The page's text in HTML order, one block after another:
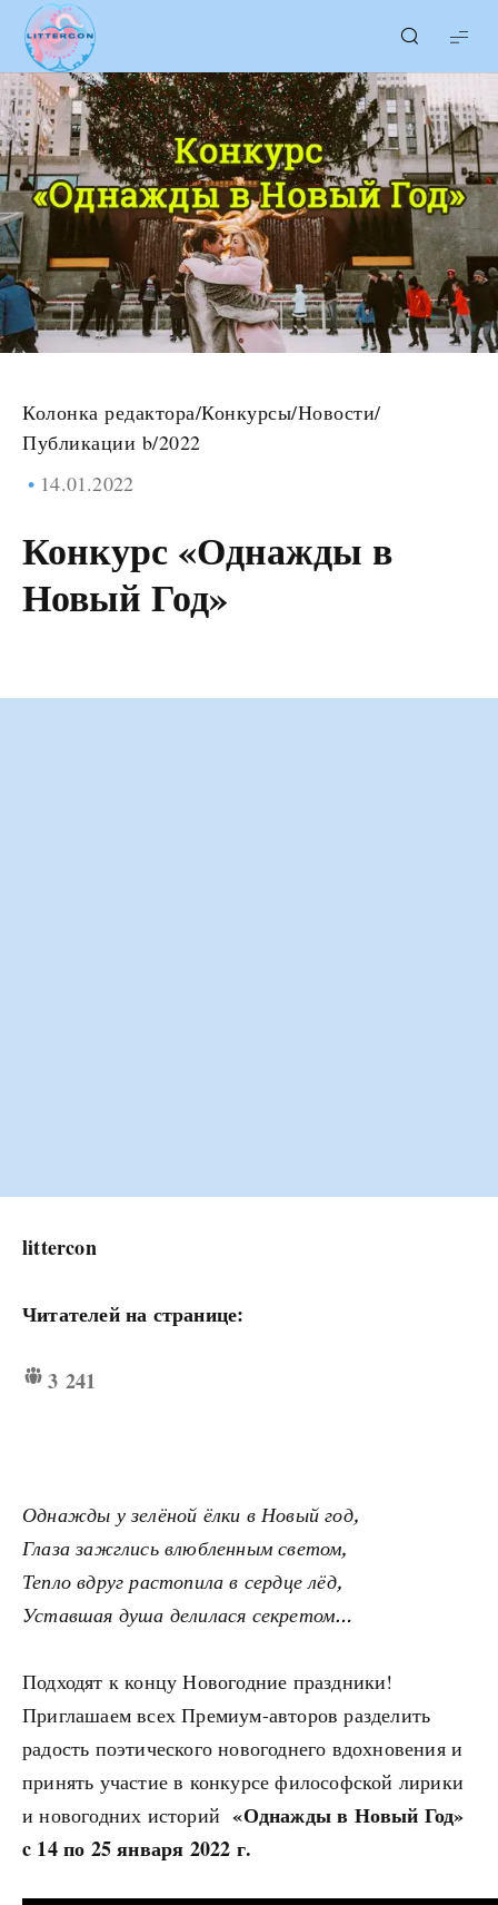
LITTERcon
Колонка редактора/Конкурсы/Новости/
Публикации b/2022
14.01.2022
Конкурс «Однажды в
Новый Год»
littercon
Читателей на странице:
3 241
Однажды у зелёной ёлки в Новый год,
Глаза зажглись влюбленным светом,
Тепло вдруг растопила в сердце лёд,
Уставшая душа делилася секретом…
Подходят к концу Новогодние праздники!
Приглашаем всех Премиум-авторов разделить
радость поэтического новогоднего вдохновения и
принять участие в конкурсе философской лирики
и новогодних историй«Однажды в Новый Год»
c 14 по 25 января 2022 г.